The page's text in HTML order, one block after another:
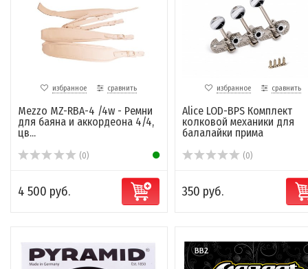
избранное сравнить
Mezzo MZ-RBA-4 /4w - Ремни
для баяна и аккордеона 4/4,
цв...
(0)
4 500 руб.
избранное сравнить
Alice LOD-BPS Комплект
колковой механики для
балалайки прима
(0)
350 руб.